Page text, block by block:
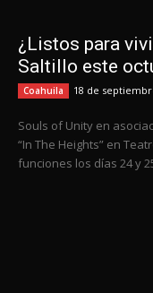
¿Listos para
Saltillo este
Coahuila 18 de
Souls of Unity en
“In The Heights” en
funciones los días 24 y